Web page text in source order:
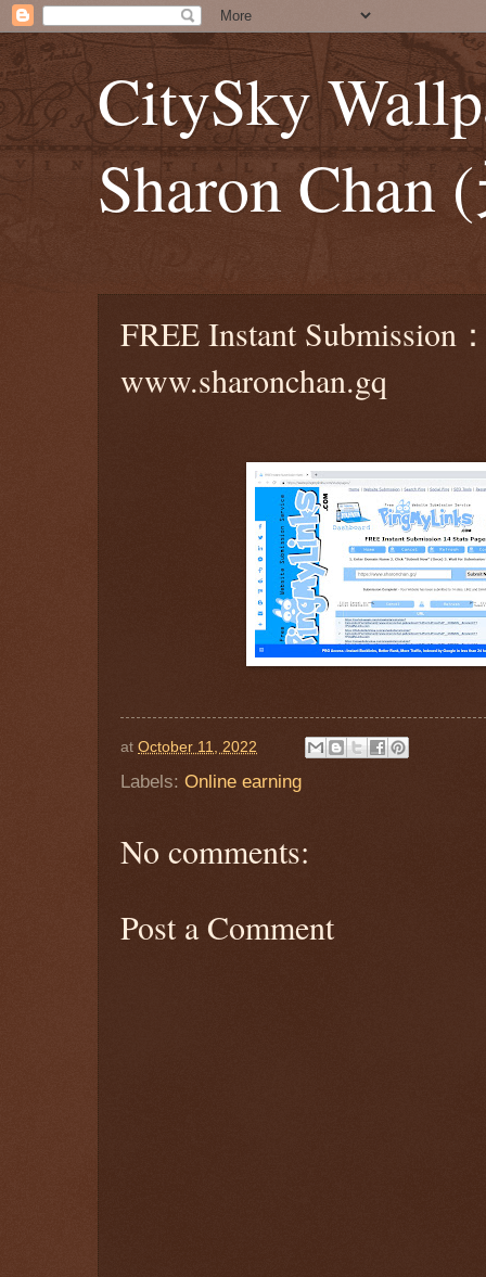
CitySky
Sharon
FREE Instant Submission
www.sharonchan.gq
at October 11, 2022
Labels: Online earning
No comments:
Post a Comment